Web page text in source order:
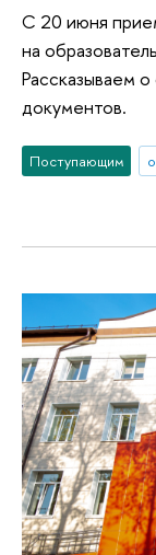
С 20 июня
на
Рассказываем
документов.
Поступающим